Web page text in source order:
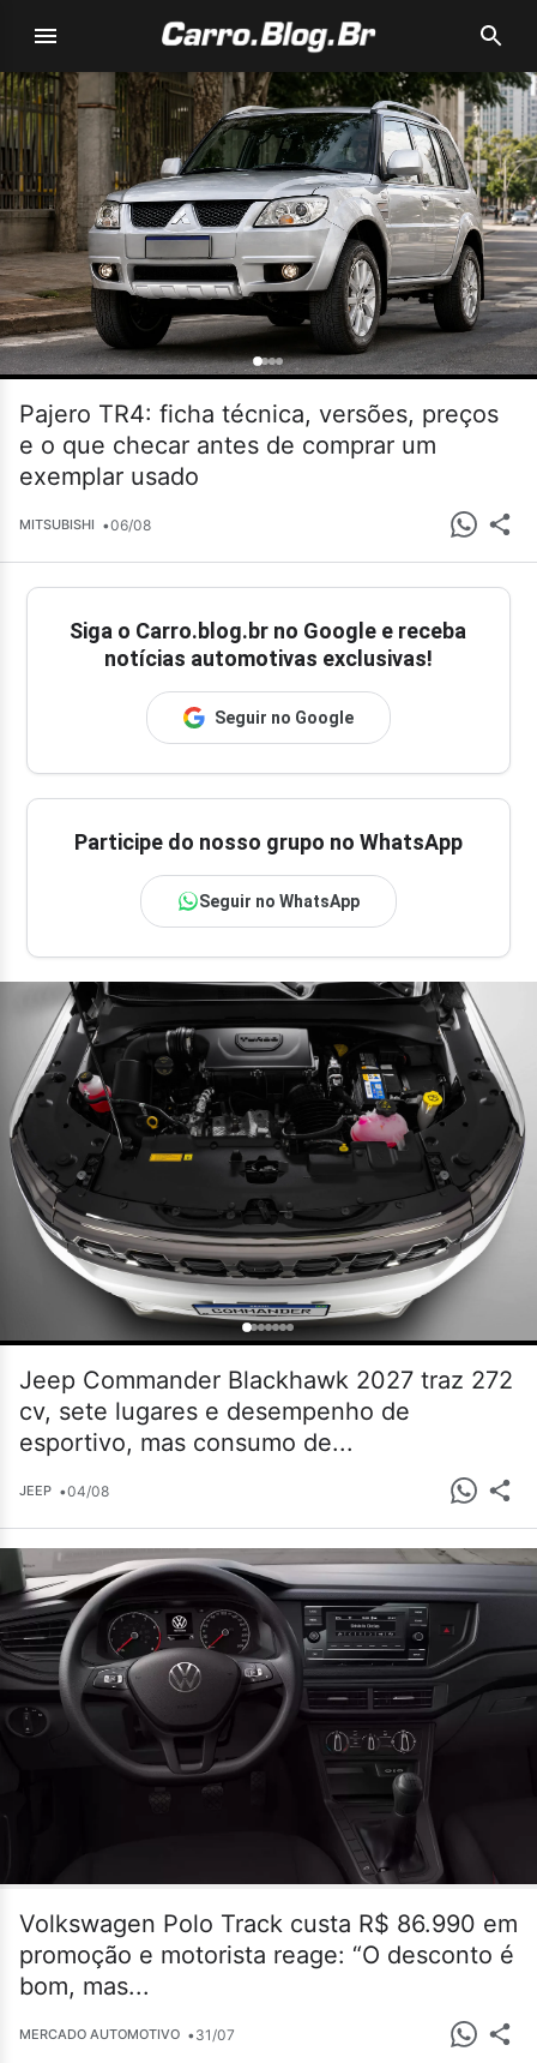
Pajero TR4: ficha técnica, versões, preços
e o que checar antes de comprar um
exemplar usado
MITSUBISHI •06/08
Siga o Carro.blog.br no Google e receba
notícias automotivas exclusivas!
Seguir no Google
Participe do nosso grupo no WhatsApp
Seguir no WhatsApp
Jeep Commander Blackhawk 2027 traz 272
cv, sete lugares e desempenho de
esportivo, mas consumo de...
JEEP •04/08
Volkswagen Polo Track custa R$ 86.990 em
promoção e motorista reage: “O desconto é
bom, mas...
MERCADO AUTOMOTIVO •31/07